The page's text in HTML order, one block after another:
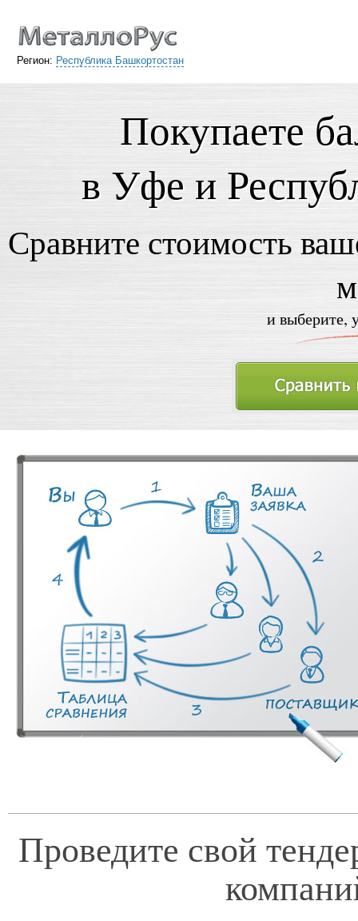
Регион: Республика Башкортостан
Покупаете
в Уфе и
Сравните стоимость
и выберите,
Проведите свой